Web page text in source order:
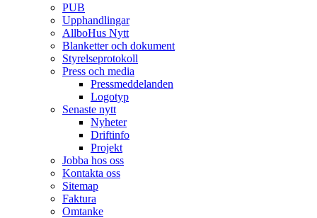
PUB
Upphandlingar
AllboHus Nytt
Blanketter och dokument
Styrelseprotokoll
Press och media
Pressmeddelanden
Logotyp
Senaste nytt
Nyheter
Driftinfo
Projekt
Jobba hos oss
Kontakta oss
Sitemap
Faktura
Omtanke